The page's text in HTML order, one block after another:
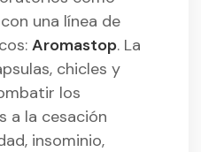
una línea de
Aromastop. La
chicles y
los
a la cesación
insominio,